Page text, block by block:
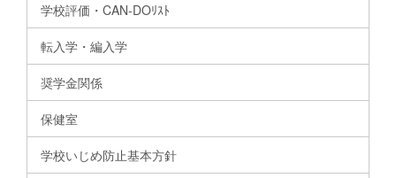
学校評価・CAN-DOﾘｽﾄ
転入学・編入学
奨学金関係
保健室
学校いじめ防止基本方針